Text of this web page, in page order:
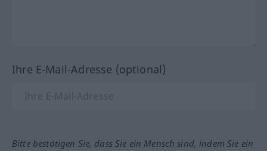
Ihre E-Mail-Adresse (optional)
Bitte bestätigen Sie, dass Sie ein Mensch sind, indem Sie ein